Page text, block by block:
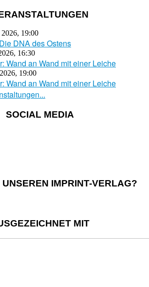
, 19:00
DNA des Ostens
, 16:30
Wand an Wand mit einer Leiche
, 19:00
Wand an Wand mit einer Leiche
SOCIAL MEDIA
IMPRINT-VERLAG?
MIT